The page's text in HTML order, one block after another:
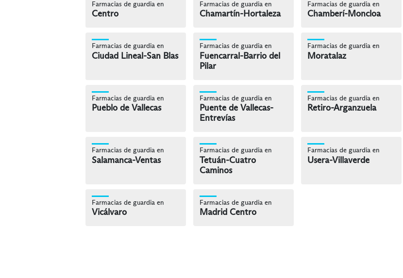
Farmacias de guardia en
Centro
Farmacias de guardia en
Chamartín-Hortaleza
Farmacias de guardia en
Chamberí-Moncloa
Farmacias de guardia en
Ciudad Lineal-San Blas
Farmacias de guardia en
Fuencarral-Barrio del
Pilar
Farmacias de guardia en
Moratalaz
Farmacias de guardia en
Pueblo de Vallecas
Farmacias de guardia en
Puente de Vallecas-
Entrevías
Farmacias de guardia en
Retiro-Arganzuela
Farmacias de guardia en
Salamanca-Ventas
Farmacias de guardia en
Tetuán-Cuatro
Caminos
Farmacias de guardia en
Usera-Villaverde
Farmacias de guardia en
Vicálvaro
Farmacias de guardia en
Madrid Centro